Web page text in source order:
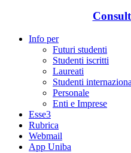
Info per
Futuri studenti
Studenti iscritti
Laureati
Studenti
Personale
Enti e Imprese
Esse3
Rubrica
Webmail
App Uniba